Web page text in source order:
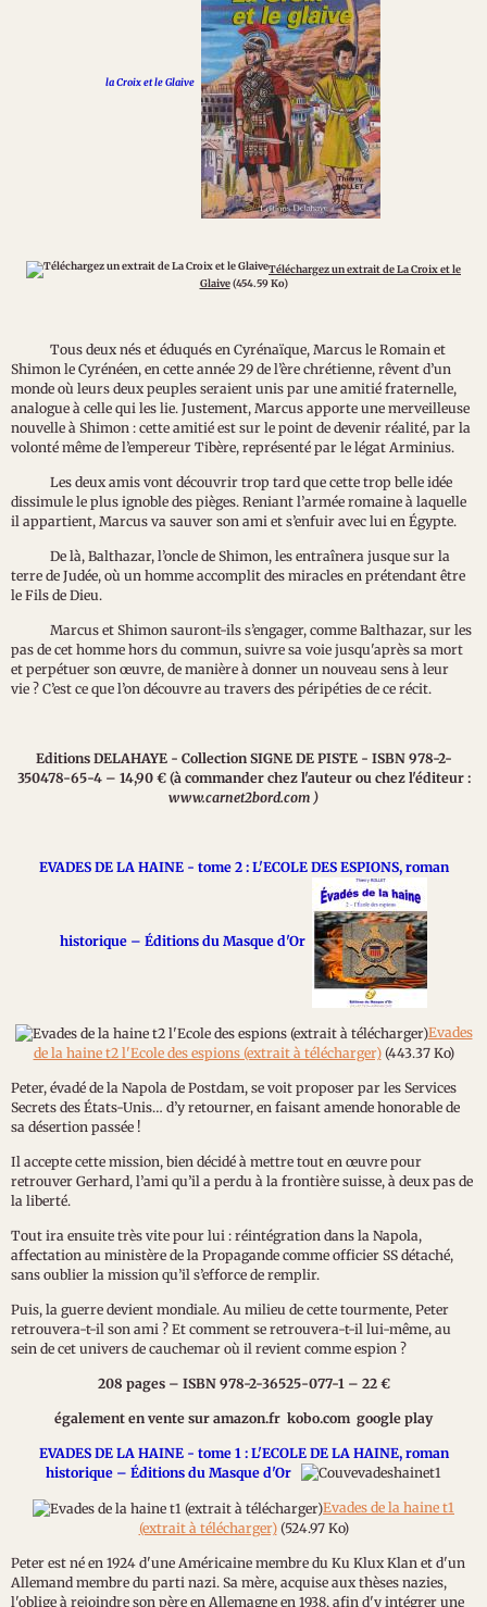
la Croix et le Glaive
Téléchargez un extrait de La Croix et le
Glaive(454.59 Ko)
Tous deux nés et éduqués en Cyrénaïque, Marcus le Romain et
Shimon le Cyrénéen, en cette année 29 de l’ère chrétienne, rêvent d’un
monde où leurs deux peuples seraient unis par une amitié fraternelle,
analogue à celle qui les lie. Justement, Marcus apporte une merveilleuse
nouvelle à Shimon : cette amitié est sur le point de devenir réalité, par la
volonté même de l’empereur Tibère, représenté par le légat Arminius.
Les deux amis vont découvrir trop tard que cette trop belle idée
dissimule le plus ignoble des pièges. Reniant l’armée romaine à laquelle
il appartient, Marcus va sauver son ami et s’enfuir avec lui en Égypte.
De là, Balthazar, l’oncle de Shimon, les entraînera jusque sur la
terre de Judée, où un homme accomplit des miracles en prétendant être
le Fils de Dieu.
Marcus et Shimon sauront-ils s’engager, comme Balthazar, sur les
pas de cet homme hors du commun, suivre sa voie jusqu'après sa mort
et perpétuer son œuvre, de manière à donner un nouveau sens à leur
vie ? C’est ce que l’on découvre au travers des péripéties de ce récit.
Editions DELAHAYE - Collection SIGNE DE PISTE - ISBN 978-2-
350478-65-4 – 14,90 € (à commander chez l'auteur ou chez l'éditeur :
www.carnet2bord.com )
EVADES DE LA HAINE - tome 2 : L'ECOLE DES ESPIONS, roman
historique – Éditions du Masque d'Or
Evades
de la haine t2 l'Ecole des espions (extrait à télécharger)(443.37 Ko)
Peter, évadé de la Napola de Postdam, se voit proposer par les Services
Secrets des États-Unis… d’y retourner, en faisant amende honorable de
sa désertion passée !
Il accepte cette mission, bien décidé à mettre tout en œuvre pour
retrouver Gerhard, l’ami qu’il a perdu à la frontière suisse, à deux pas de
la liberté.
Tout ira ensuite très vite pour lui : réintégration dans la Napola,
affectation au ministère de la Propagande comme officier SS détaché,
sans oublier la mission qu’il s’efforce de remplir.
Puis, la guerre devient mondiale. Au milieu de cette tourmente, Peter
retrouvera-t-il son ami ? Et comment se retrouvera-t-il lui-même, au
sein de cet univers de cauchemar où il revient comme espion ?
208 pages – ISBN 978-2-36525-077-1 – 22 €
également en vente sur amazon.fr kobo.com google play
EVADES DE LA HAINE - tome 1 : L'ECOLE DE LA HAINE, roman
historique – Éditions du Masque d'Or
Evades de la haine t1
(extrait à télécharger)(524.97 Ko)
Peter est né en 1924 d'une Américaine membre du Ku Klux Klan et d'un
Allemand membre du parti nazi. Sa mère, acquise aux thèses nazies,
l'oblige à rejoindre son père en Allemagne en 1938, afin d'y intégrer une